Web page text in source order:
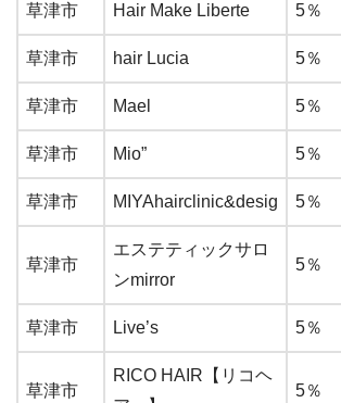
草津市 Hair Make Liberte 5％
草津市 hair Lucia 5％
草津市 Mael 5％
草津市 Mio” 5％
草津市 MIYAhairclinic&desig 5％
草津市
エステティックサロ
ンmirror
5％
草津市 Live’s 5％
草津市
RICO HAIR【リコヘ
5％